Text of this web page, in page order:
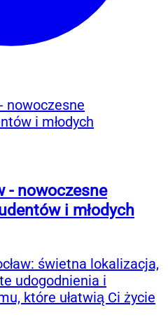
- nowoczesne
i młodych
świetna lokalizacja,
udogodnienia i
które ułatwią Ci życie